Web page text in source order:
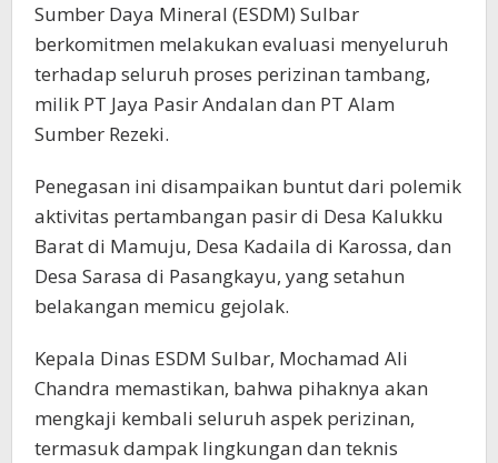
Sumber Daya Mineral (ESDM) Sulbar
berkomitmen melakukan evaluasi menyeluruh
terhadap seluruh proses perizinan tambang,
milik PT Jaya Pasir Andalan dan PT Alam
Sumber Rezeki.
Penegasan ini disampaikan buntut dari polemik
aktivitas pertambangan pasir di Desa Kalukku
Barat di Mamuju, Desa Kadaila di Karossa, dan
Desa Sarasa di Pasangkayu, yang setahun
belakangan memicu gejolak.
Kepala Dinas ESDM Sulbar, Mochamad Ali
Chandra memastikan, bahwa pihaknya akan
mengkaji kembali seluruh aspek perizinan,
termasuk dampak lingkungan dan teknis